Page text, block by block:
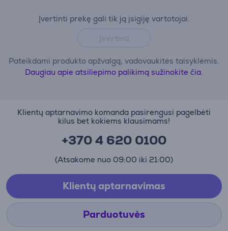
Įvertinti prekę gali tik ją įsigiję vartotojai.
Pateikdami produkto apžvalgą, vadovaukitės taisyklėmis.
Daugiau apie atsiliepimo palikimą sužinokite čia.
Klientų aptarnavimo komanda pasirengusi pagelbėti
kilus bet kokiems klausimams!
+370 4 620 0100
(Atsakome nuo 09:00 iki 21:00)
Klientų aptarnavimas
Parduotuvės